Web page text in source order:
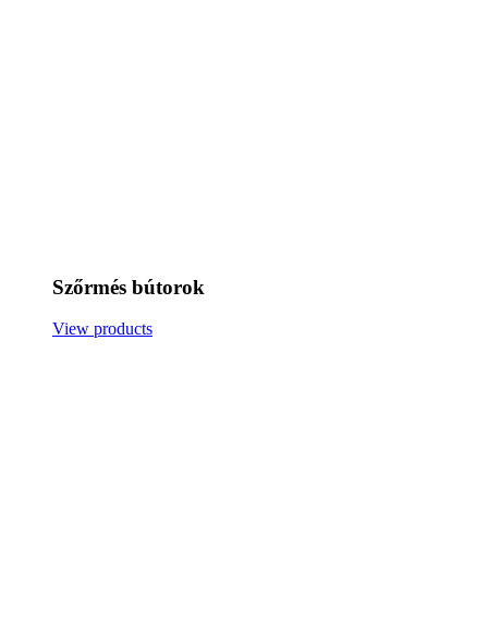
Szőrmés bútorok
View products